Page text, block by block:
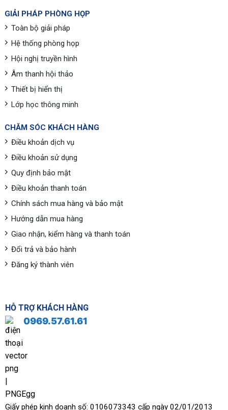
GIẢI PHÁP PHÒNG HỌP
Toàn bộ giải pháp
Hệ thống phòng họp
Hội nghị truyền hình
Âm thanh hội thảo
Thiết bị hiển thị
Lớp học thông minh
CHĂM SÓC KHÁCH HÀNG
Điều khoản dịch vụ
Điều khoản sử dụng
Quy định bảo mật
Điều khoản thanh toán
Chính sách mua hàng và bảo mật
Hướng dẫn mua hàng
Giao nhận, kiểm hàng và thanh toán
Đổi trả và bảo hành
Đăng ký thành viên
HỖ TRỢ KHÁCH HÀNG
0969.57.61.61
Giấy phép kinh doanh số: 0106073343 cấp ngày 02/01/2013